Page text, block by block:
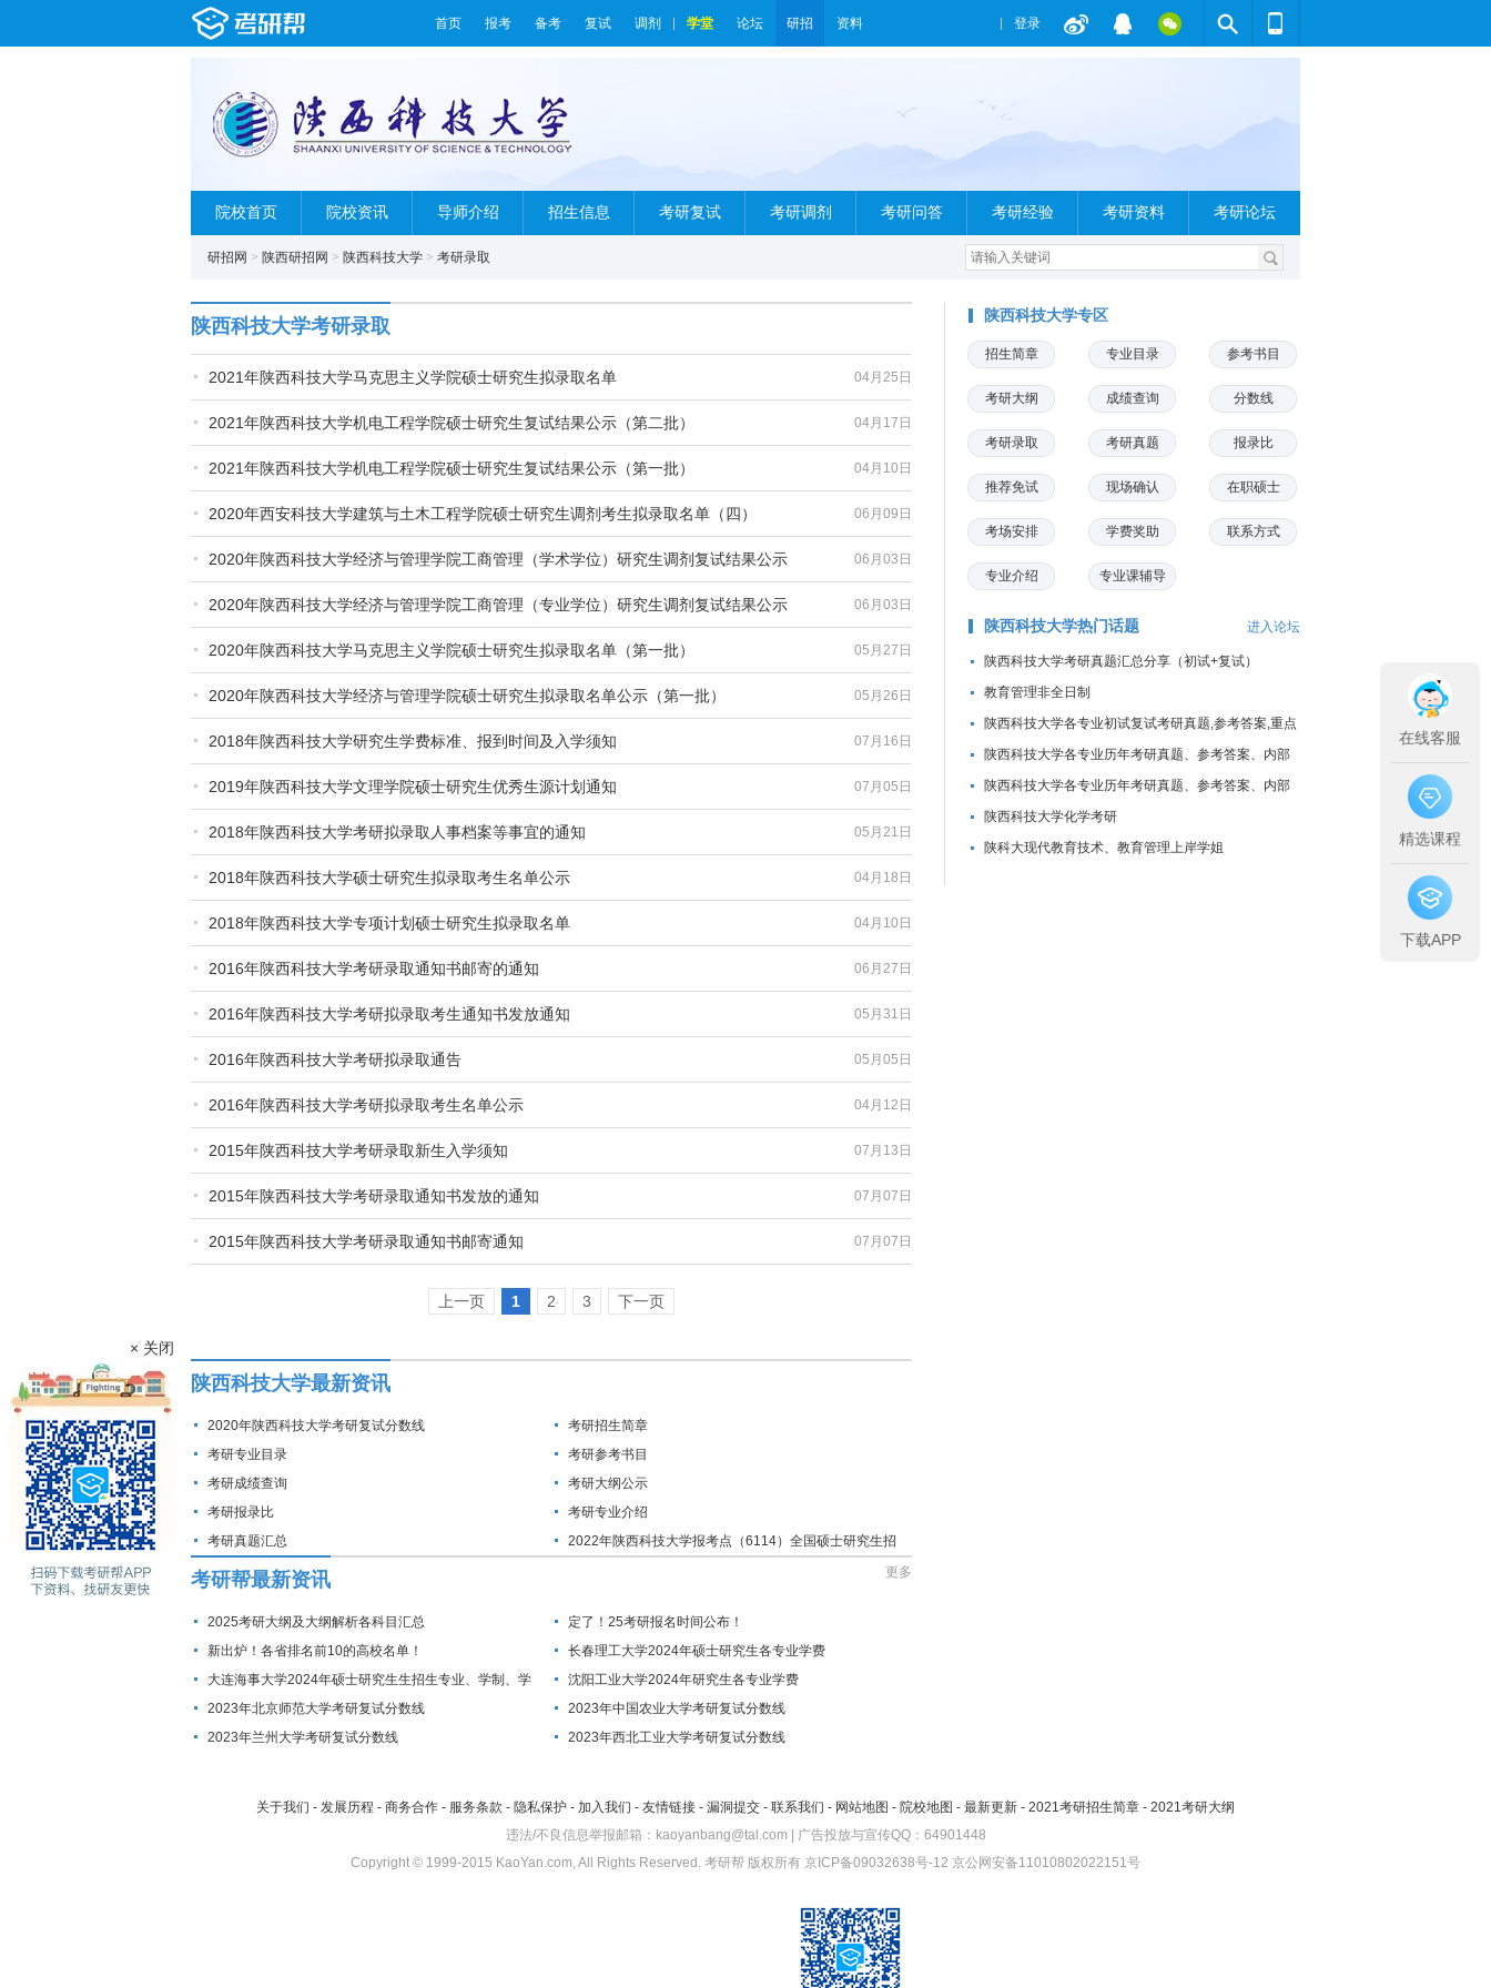
首页 报考 备考 复试 调剂 学堂 论坛 研招 资料 登录
院校首页 院校资讯 导师介绍 招生信息 考研复试 考研调剂 考研问答 考研经验 考研资料 考研论坛
研招网 > 陕西研招网 > 陕西科技大学 > 考研录取
陕西科技大学考研录取
04月25日
2021年陕西科技大学马克思主义学院硕士研究生拟录取名单
04月17日
2021年陕西科技大学机电工程学院硕士研究生复试结果公示（第二批）
04月10日
2021年陕西科技大学机电工程学院硕士研究生复试结果公示（第一批）
06月09日
2020年西安科技大学建筑与土木工程学院硕士研究生调剂考生拟录取名单（四）
06月03日
2020年陕西科技大学经济与管理学院工商管理（学术学位）研究生调剂复试结果公示
06月03日
2020年陕西科技大学经济与管理学院工商管理（专业学位）研究生调剂复试结果公示
05月27日
2020年陕西科技大学马克思主义学院硕士研究生拟录取名单（第一批）
05月26日
2020年陕西科技大学经济与管理学院硕士研究生拟录取名单公示（第一批）
07月16日
2018年陕西科技大学研究生学费标准、报到时间及入学须知
07月05日
2019年陕西科技大学文理学院硕士研究生优秀生源计划通知
05月21日
2018年陕西科技大学考研拟录取人事档案等事宜的通知
04月18日
2018年陕西科技大学硕士研究生拟录取考生名单公示
04月10日
2018年陕西科技大学专项计划硕士研究生拟录取名单
06月27日
2016年陕西科技大学考研录取通知书邮寄的通知
05月31日
2016年陕西科技大学考研拟录取考生通知书发放通知
05月05日
2016年陕西科技大学考研拟录取通告
04月12日
2016年陕西科技大学考研拟录取考生名单公示
07月13日
2015年陕西科技大学考研录取新生入学须知
07月07日
2015年陕西科技大学考研录取通知书发放的通知
07月07日
2015年陕西科技大学考研录取通知书邮寄通知
上一页 1 2 3 下一页
陕西科技大学最新资讯
2020年陕西科技大学考研复试分数线
考研招生简章
考研专业目录
考研参考书目
考研成绩查询
考研大纲公示
考研报录比
考研专业介绍
考研真题汇总
2022年陕西科技大学报考点（6114）全国硕士研究生招
考研帮最新资讯 更多
2025考研大纲及大纲解析各科目汇总
定了！25考研报名时间公布！
新出炉！各省排名前10的高校名单！
长春理工大学2024年硕士研究生各专业学费
大连海事大学2024年硕士研究生生招生专业、学制、学
费标准及拟招生人数
沈阳工业大学2024年研究生各专业学费
2023年北京师范大学考研复试分数线
2023年中国农业大学考研复试分数线
2023年兰州大学考研复试分数线
2023年西北工业大学考研复试分数线
陕西科技大学专区
招生简章 专业目录 参考书目
考研大纲 成绩查询 分数线
考研录取 考研真题 报录比
推荐免试 现场确认 在职硕士
考场安排 学费奖助 联系方式
专业介绍 专业课辅导
陕西科技大学热门话题 进入论坛
陕西科技大学考研真题汇总分享（初试+复试）
教育管理非全日制
陕西科技大学各专业初试复试考研真题,参考答案,重点
范围
陕西科技大学各专业历年考研真题、参考答案、内部
笔记
陕西科技大学各专业历年考研真题、参考答案、内部
笔记
陕西科技大学化学考研
陕科大现代教育技术、教育管理上岸学姐
关于我们 - 发展历程 - 商务合作 - 服务条款 - 隐私保护 - 加入我们 - 友情链接 - 漏洞提交 - 联系我们 - 网站地图 - 院校地图 - 最新更新 - 2021考研招生简章 - 2021考研大纲
违法/不良信息举报邮箱：kaoyanbang@tal.com | 广告投放与宣传QQ：64901448
Copyright © 1999-2015 KaoYan.com, All Rights Reserved. 考研帮 版权所有 京ICP备09032638号-12 京公网安备11010802022151号
× 关闭
在线客服
精选课程
下载APP